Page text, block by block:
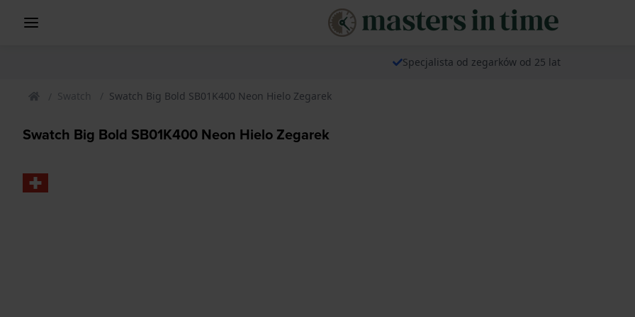
Specjalista od zegarków od 25 lat
Swatch Swatch Big Bold SB01K400 Neon Hielo Zegarek
Swatch Big Bold SB01K400 Neon Hielo Zegarek